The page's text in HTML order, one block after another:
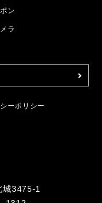
ン
ラ
ーポリシー
3475-1